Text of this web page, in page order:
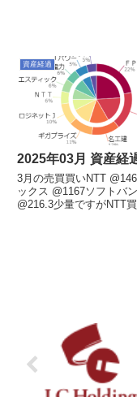
資産経過
2025年03月 資産経
3月の売買買いNTT
ックス @1167ソフトバ
@216.3少量ですがNTT